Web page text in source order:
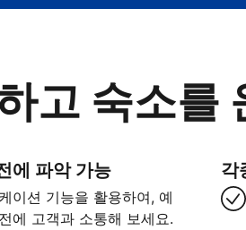
고 숙소를
에 파악 가능
이션 기능을 활용하여, 예
에 고객과 소통해 보세요.
각